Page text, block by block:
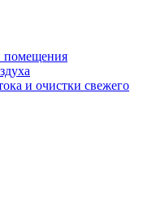
помещения
и очистки свежего